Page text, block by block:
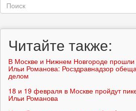
Форма
Читайте также:
В Москве и Нижнем Новгороде прошли
Ильи Романова: Росздравнадзор
делом
18 и 19 февраля в Москве пройдут
Ильи Романова